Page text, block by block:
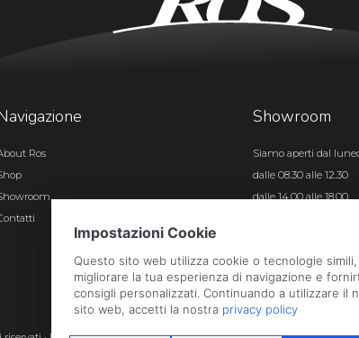
Ros
Showroom
Siamo aperti dal
dalle 08.30 alle 12.30
dalle 14.00 alle 18.00